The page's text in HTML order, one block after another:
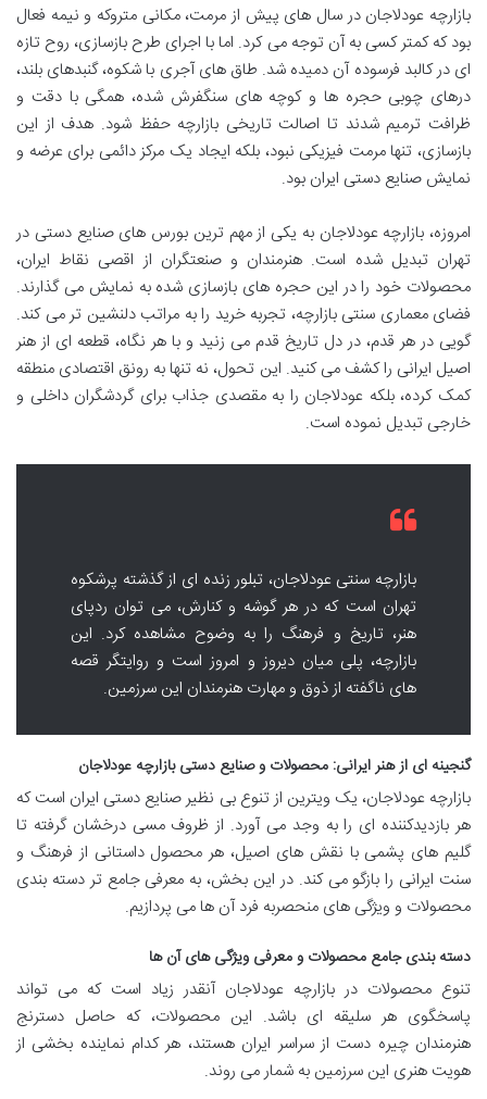
بازارچه عودلاجان در سال های پیش از مرمت، مکانی متروکه و نیمه فعال
بود که کمتر کسی به آن توجه می کرد. اما با اجرای طرح بازسازی، روح تازه
ای در کالبد فرسوده آن دمیده شد. طاق های آجری با شکوه، گنبدهای بلند،
درهای چوبی حجره ها و کوچه های سنگفرش شده، همگی با دقت و
ظرافت ترمیم شدند تا اصالت تاریخی بازارچه حفظ شود. هدف از این
بازسازی، تنها مرمت فیزیکی نبود، بلکه ایجاد یک مرکز دائمی برای عرضه و
نمایش صنایع دستی ایران بود.
امروزه، بازارچه عودلاجان به یکی از مهم ترین بورس های صنایع دستی در
تهران تبدیل شده است. هنرمندان و صنعتگران از اقصی نقاط ایران،
محصولات خود را در این حجره های بازسازی شده به نمایش می گذارند.
فضای معماری سنتی بازارچه، تجربه خرید را به مراتب دلنشین تر می کند.
گویی در هر قدم، در دل تاریخ قدم می زنید و با هر نگاه، قطعه ای از هنر
اصیل ایرانی را کشف می کنید. این تحول، نه تنها به رونق اقتصادی منطقه
کمک کرده، بلکه عودلاجان را به مقصدی جذاب برای گردشگران داخلی و
خارجی تبدیل نموده است.
بازارچه سنتی عودلاجان، تبلور زنده ای از گذشته پرشکوه
تهران است که در هر گوشه و کنارش، می توان ردپای
هنر، تاریخ و فرهنگ را به وضوح مشاهده کرد. این
بازارچه، پلی میان دیروز و امروز است و روایتگر قصه
های ناگفته از ذوق و مهارت هنرمندان این سرزمین.
گنجینه ای از هنر ایرانی: محصولات و صنایع دستی بازارچه عودلاجان
بازارچه عودلاجان، یک ویترین از تنوع بی نظیر صنایع دستی ایران است که
هر بازدیدکننده ای را به وجد می آورد. از ظروف مسی درخشان گرفته تا
گلیم های پشمی با نقش های اصیل، هر محصول داستانی از فرهنگ و
سنت ایرانی را بازگو می کند. در این بخش، به معرفی جامع تر دسته بندی
محصولات و ویژگی های منحصربه فرد آن ها می پردازیم.
دسته بندی جامع محصولات و معرفی ویژگی های آن ها
تنوع محصولات در بازارچه عودلاجان آنقدر زیاد است که می تواند
پاسخگوی هر سلیقه ای باشد. این محصولات، که حاصل دسترنج
هنرمندان چیره دست از سراسر ایران هستند، هر کدام نماینده بخشی از
هویت هنری این سرزمین به شمار می روند.